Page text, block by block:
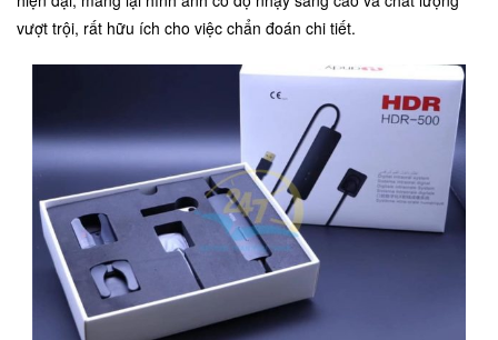
vượt trội, rất hữu ích cho việc chẩn đoán chi tiết.